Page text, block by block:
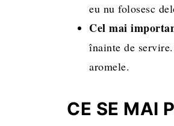
eu nu folosesc
Cel mai
înainte de
aromele.
CE SE MAI